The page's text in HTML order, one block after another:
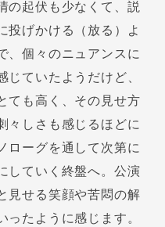
の起伏も少なくて、説
投げかける（放る）よ
、個々のニュアンスに
ていたようだけど、
ても高く、その見せ方
々しさも感じるほどに
ローグを通して次第に
していく終盤へ。公演
見せる笑顔や苦悶の解
たように感じます。